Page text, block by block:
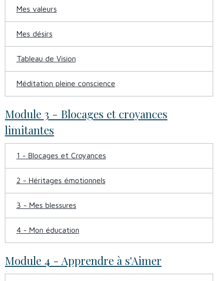
Mes valeurs
Mes désirs
Tableau de Vision
Méditation pleine conscience
Module 3 - Blocages et croyances
limitantes
1 - Blocages et Croyances
2 - Héritages émotionnels
3 - Mes blessures
4 - Mon éducation
Module 4 - Apprendre à s'Aimer